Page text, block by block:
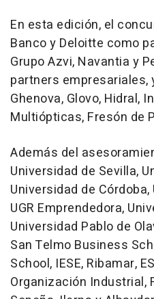
En esta edición, el
Banco y Deloitte como
Grupo Azvi, Navantia y
partners empresariales,
Ghenova, Glovo, Hidral,
Multiópticas, Fresón de
Además del
Universidad de Sevilla,
Universidad de
UGR Emprendedora,
Universidad Pablo de
San Telmo Business
School, IESE, Ribamar,
Organización Industrial,